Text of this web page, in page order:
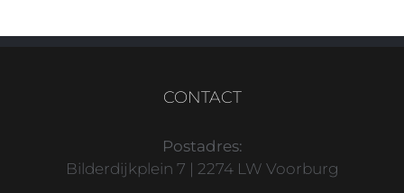
CONTACT
Postadres:
Bilderdijkplein 7 | 2274 LW Voorburg